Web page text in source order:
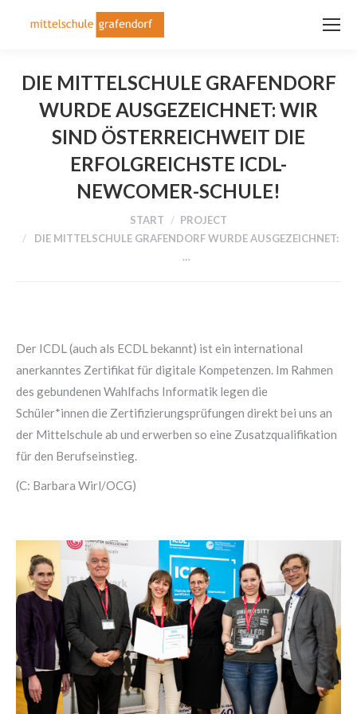
DIE MITTELSCHULE GRAFENDORF
WURDE AUSGEZEICHNET: WIR
SIND ÖSTERREICHWEIT DIE
ERFOLGREICHSTE ICDL-
NEWCOMER-SCHULE!
START
PROJECT
DIE MITTELSCHULE GRAFENDORF WURDE AUSGEZEICHNET:
…
Der ICDL (auch als ECDL bekannt) ist ein international
anerkanntes Zertifikat für digitale Kompetenzen. Im Rahmen
des gebundenen Wahlfachs Informatik legen die
Schüler*innen die Zertifizierungsprüfungen direkt bei uns an
der Mittelschule ab und erwerben so eine Zusatzqualifikation
für den Berufseinstieg.
(C: Barbara Wirl/OCG)